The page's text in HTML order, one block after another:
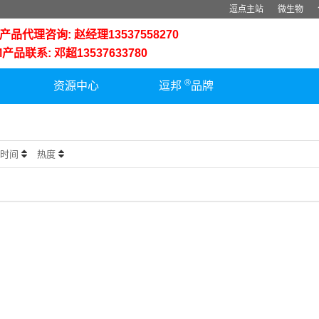
逗点主站 微生物
品代理咨询: 赵经理13537558270
品联系: 邓超13537633780
资源中心 逗邦 ®品牌
时间 热度